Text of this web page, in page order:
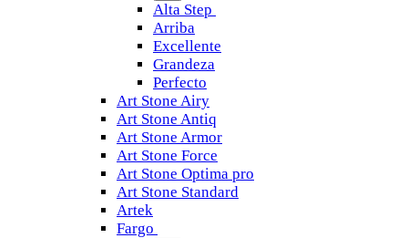
Alta Step
Arriba
Excellente
Grandeza
Perfecto
Art Stone Airy
Art Stone Antiq
Art Stone Armor
Art Stone Force
Art Stone Optima pro
Art Stone Standard
Artek
Fargo